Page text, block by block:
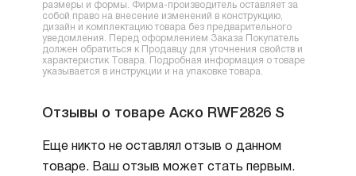
размеры и формы. Фирма-производитель оставляет за
собой право на внесение изменений в конструкцию,
дизайн и комплектацию товара без предварительного
уведомления. Перед оформлением Заказа Покупатель
должен обратиться к Продавцу для уточнения свойств и
характеристик Товара. Подробная информация о товаре
указывается в инструкции и на упаковке товара.
Отзывы о товаре Аско RWF2826 S
Еще никто не оставлял отзыв о данном
товаре. Ваш отзыв может стать первым.